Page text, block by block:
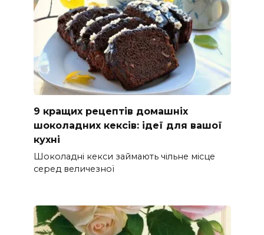
9 кращих рецептів домашніх
шоколадних кексів: ідеї для вашої
кухні
Шоколадні кекси займають чільне місце
серед величезної